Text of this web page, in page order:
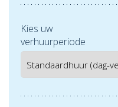
Kies uw
verhuurperiode